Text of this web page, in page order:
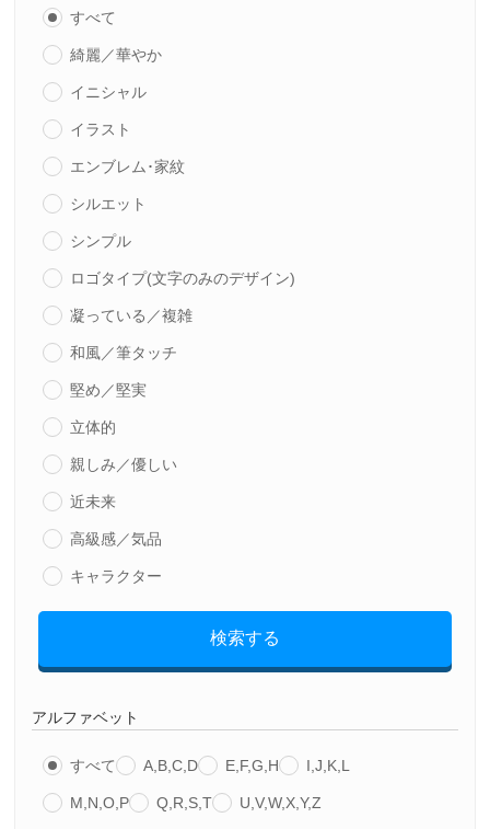
すべて
綺麗／華やか
イニシャル
イラスト
エンブレム･家紋
シルエット
シンプル
ロゴタイプ(文字のみのデザイン)
凝っている／複雑
和風／筆タッチ
堅め／堅実
立体的
親しみ／優しい
近未来
高級感／気品
キャラクター
検索する
アルファベット
すべて A,B,C,D E,F,G,H I,J,K,L
M,N,O,P Q,R,S,T U,V,W,X,Y,Z